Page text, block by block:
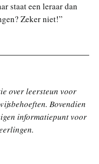
staat een leraar dan
Zeker niet!”
over leersteun voor
Bovendien
informatiepuntvoor